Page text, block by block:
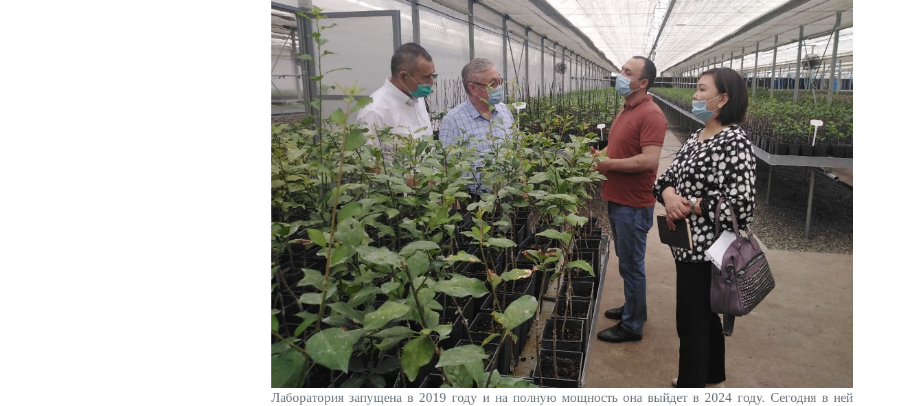
Лаборатория запущена в 2019 году и на полную мощность она выйдет в 2024 году. Сегодня в ней